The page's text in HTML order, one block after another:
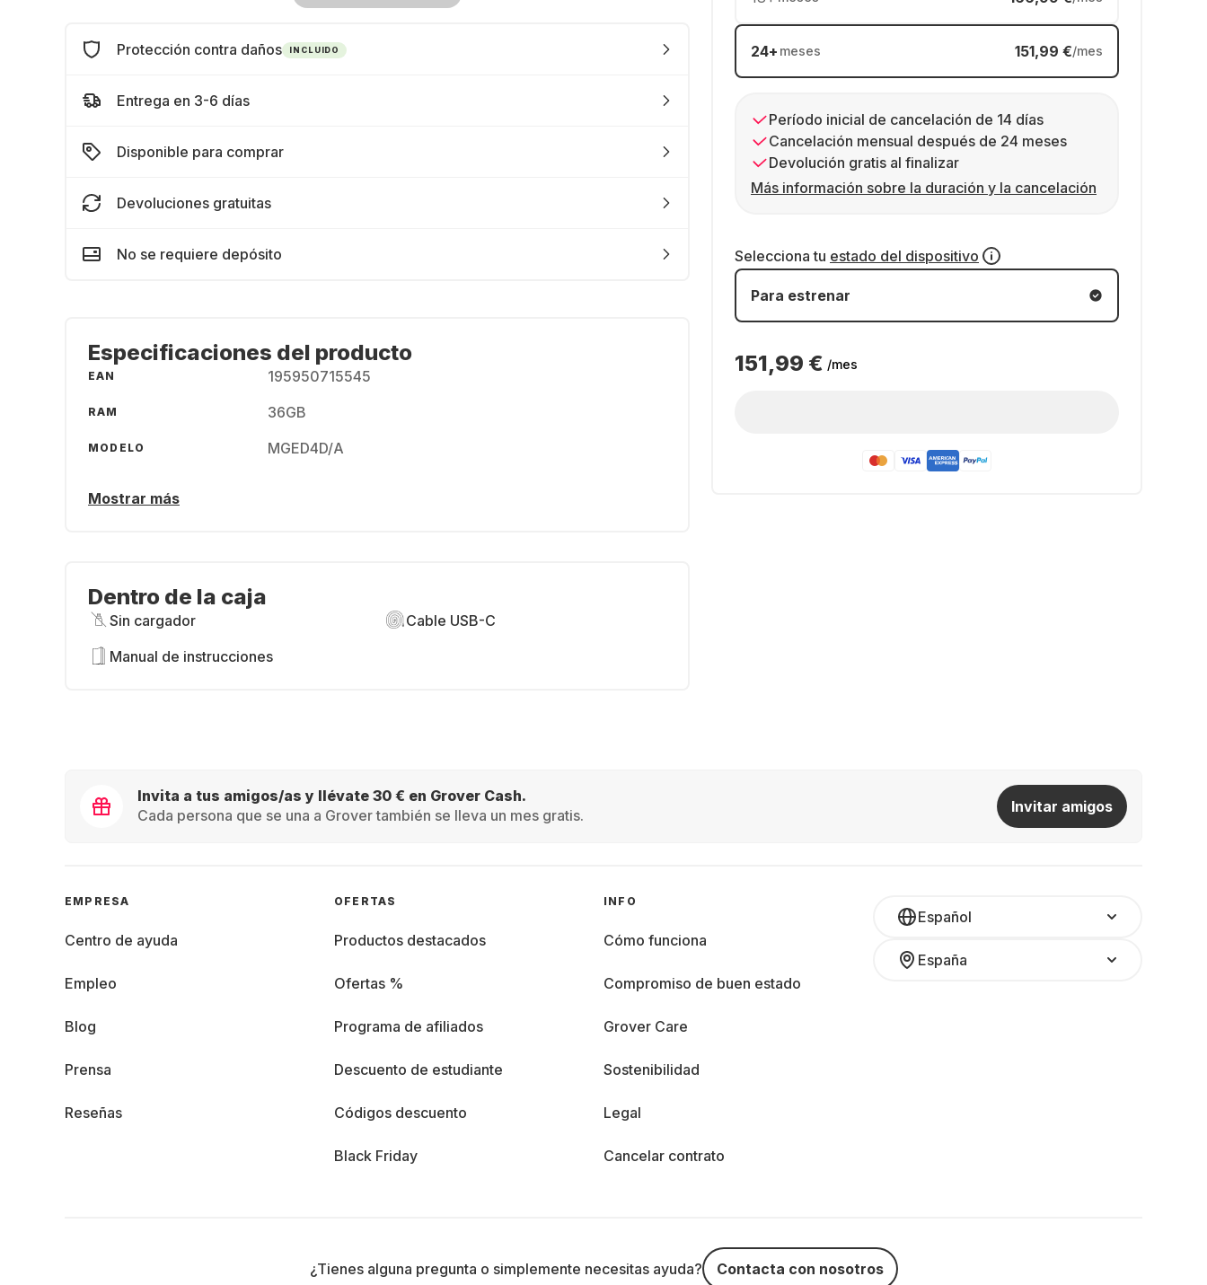
24+ meses 151,99 €/mes
Período inicial de cancelación de 14 días
Cancelación mensual después de 24 meses
Devolución gratis al finalizar
Más información sobre la duración y la cancelación
Selecciona tu estado del dispositivo
Para estrenar
151,99 € /mes
Protección contra daños INCLUIDO
Entrega en 3-6 días
Disponible para comprar
Devoluciones gratuitas
No se requiere depósito
Especificaciones del producto
EAN 195950715545
RAM 36GB
MODELO MGED4D/A
Mostrar más
Dentro de la caja
Sin cargador
Cable USB-C
Manual de instrucciones
Invita a tus amigos/as y llévate 30 € en Grover Cash.
Cada persona que se una a Grover también se lleva un mes gratis.
Invitar amigos
Español
España
EMPRESA
Centro de ayuda
Empleo
Blog
Prensa
Reseñas
OFERTAS
Productos destacados
Ofertas %
Programa de afiliados
Descuento de estudiante
Códigos descuento
Black Friday
INFO
Cómo funciona
Compromiso de buen estado
Grover Care
Sostenibilidad
Legal
Cancelar contrato
¿Tienes alguna pregunta o simplemente necesitas ayuda? Contacta con nosotros